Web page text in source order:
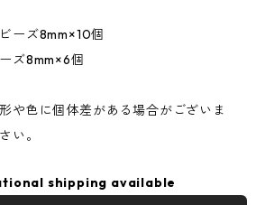
ーズ8mm×10個
ズ8mm×6個
や色に個体差がある場合がございま
い。
shipping available